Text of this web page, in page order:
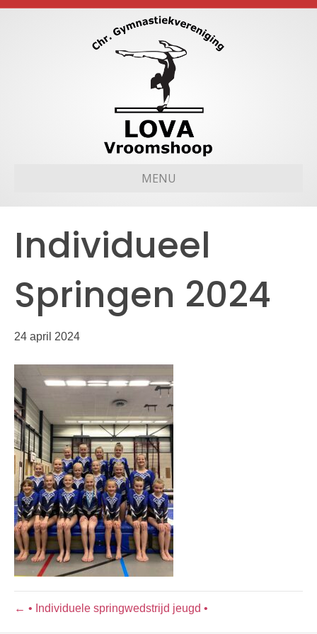
MENU
Individueel
Springen 2024
24 april 2024
← • Individuele springwedstrijd jeugd •